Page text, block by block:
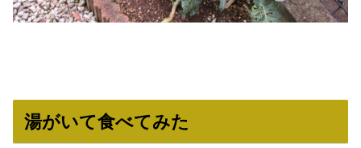
湯がいて食べてみた